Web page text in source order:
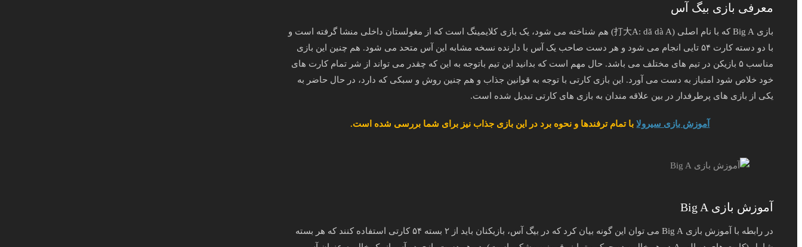
معرفی بازی بیگ آس
بازی Big A که با نام اصلی (打大A: dă dà A) هم شناخته می شود، یک بازی کلایمینگ است که از مغولستان داخلی منشا گرفته است و
با دو دسته کارت ۵۴ تایی انجام می شود و هر دست صاحب یک آس با دارنده نسخه مشابه این آس متحد می‌ شود. هم چنین این بازی
مناسب ۵ بازیکن در تیم‌ های مختلف می باشد. حال مهم است که بدانید این تیم باتوجه به این که چقدر می تواند از شر تمام کارت های
خود خلاص شود امتیاز به دست می آورد. این بازی کارتی با توجه به قوانین جذاب و هم چنین روش و سبکی که دارد، در حال حاضر به
یکی از بازی های پرطرفدار در بین علاقه مندان به بازی‌ های کارتی تبدیل شده است.
آموزش بازی سیرولابا تمام ترفندها و نحوه برد در این بازی جذاب نیز برای شما بررسی شده است.
آموزش بازی Big A
در رابطه با آموزش بازی Big A می‌ توان این گونه بیان کرد که در بیگ آس، بازیکنان باید از ۲ بسته ۵۴ کارتی استفاده کنند که هر بسته